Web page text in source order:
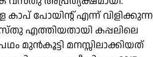
പോയിന്റ് എന്ന് വിളിക്കുന്ന
എത്തിയതായി കപ്പലിലെ
മുന്‍കൂട്ടി മനസ്സിലാക്കിയത്